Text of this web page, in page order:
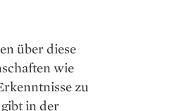
über diese
wie
zu
in der